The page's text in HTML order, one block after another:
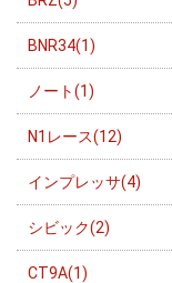
BNR34(1)
ノート(1)
N1レース(12)
インプレッサ(4)
シビック(2)
CT9A(1)